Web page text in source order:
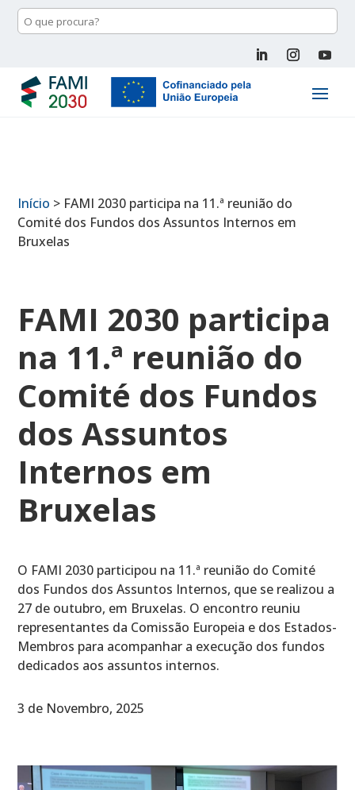
Início > FAMI 2030 participa na 11.ª reunião do
Comité dos Fundos dos Assuntos Internos em
Bruxelas
FAMI 2030 participa
na 11.ª reunião do
Comité dos Fundos
dos Assuntos
Internos em
Bruxelas
O FAMI 2030 participou na 11.ª reunião do Comité
dos Fundos dos Assuntos Internos, que se realizou a
27 de outubro, em Bruxelas. O encontro reuniu
representantes da Comissão Europeia e dos Estados-
Membros para acompanhar a execução dos fundos
dedicados aos assuntos internos.
3 de Novembro, 2025